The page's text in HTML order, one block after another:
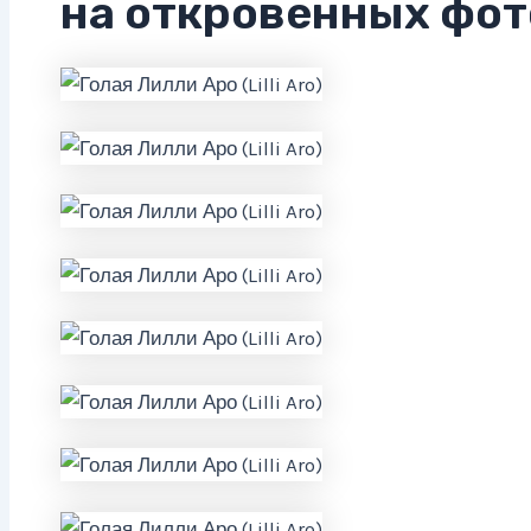
на откровенных